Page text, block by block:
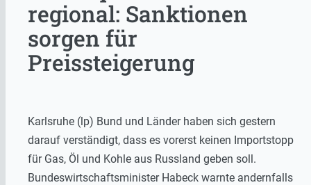
regional: Sanktionen
sorgen für
Preissteigerung
Karlsruhe (lp) Bund und Länder haben sich gestern
darauf verständigt, dass es vorerst keinen Importstopp
für Gas, Öl und Kohle aus Russland geben soll.
Bundeswirtschaftsminister Habeck warnte andernfalls